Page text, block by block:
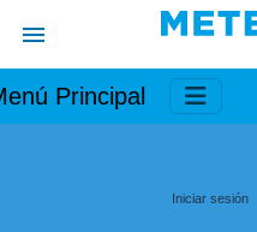
Principal
Iniciar sesión